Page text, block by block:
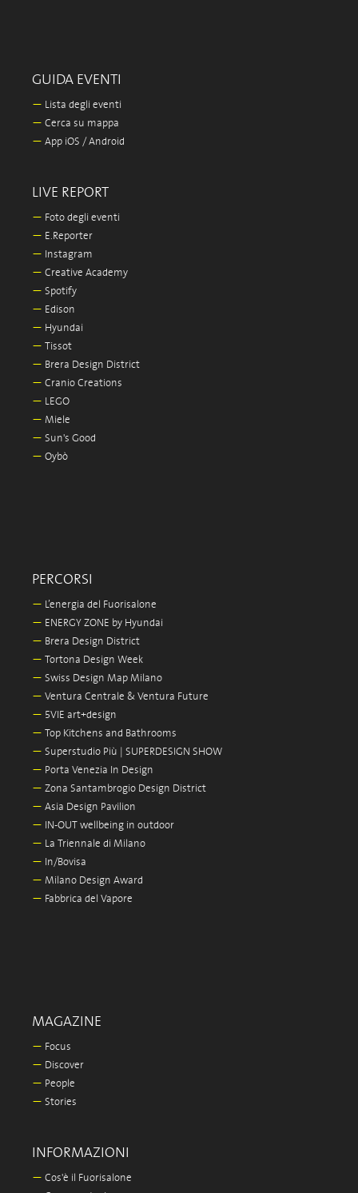
GUIDA EVENTI
— Lista degli eventi
— Cerca su mappa
— App iOS / Android
LIVE REPORT
— Foto degli eventi
— E.Reporter
— Instagram
— Creative Academy
— Spotify
— Edison
— Hyundai
— Tissot
— Brera Design District
— Cranio Creations
— LEGO
— Miele
— Sun's Good
— Oybò
PERCORSI
— L’energia del Fuorisalone
— ENERGY ZONE by Hyundai
— Brera Design District
— Tortona Design Week
— Swiss Design Map Milano
— Ventura Centrale & Ventura Future
— 5VIE art+design
— Top Kitchens and Bathrooms
— Superstudio Più | SUPERDESIGN SHOW
— Porta Venezia In Design
— Zona Santambrogio Design District
— Asia Design Pavilion
— IN-OUT wellbeing in outdoor
— La Triennale di Milano
— In/Bovisa
— Milano Design Award
— Fabbrica del Vapore
MAGAZINE
— Focus
— Discover
— People
— Stories
INFORMAZIONI
— Cos'è il Fuorisalone